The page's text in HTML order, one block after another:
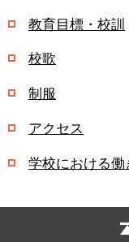
教育目標・校訓
校歌
制服
アクセス
学校における